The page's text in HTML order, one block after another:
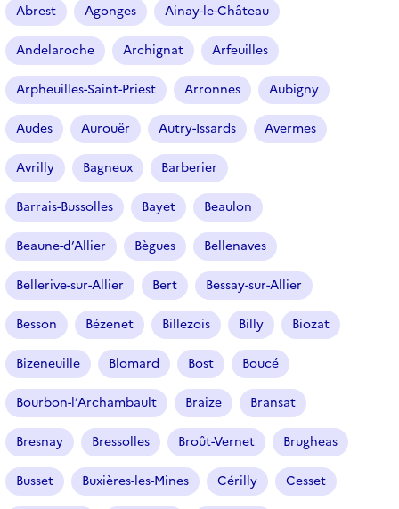
t
i
c
l
e
s
Abrest Agonges Ainay-le-Château
Andelaroche Archignat Arfeuilles
Arpheuilles-Saint-Priest Arronnes Aubigny
Audes Aurouër Autry-Issards Avermes
Avrilly Bagneux Barberier
Barrais-Bussolles Bayet Beaulon
Beaune-d’Allier Bègues Bellenaves
Bellerive-sur-Allier Bert Bessay-sur-Allier
Besson Bézenet Billezois Billy Biozat
Bizeneuille Blomard Bost Boucé
Bourbon-l’Archambault Braize Bransat
Bresnay Bressolles Broût-Vernet Brugheas
Busset Buxières-les-Mines Cérilly Cesset